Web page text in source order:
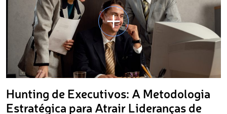
Hunting de Executivos: A Metodologia
Estratégica para Atrair Lideranças de